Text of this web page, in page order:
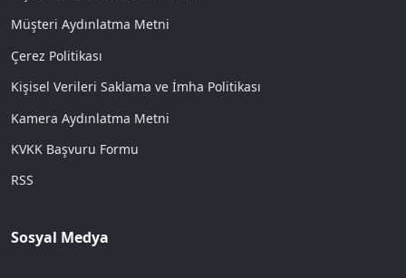
Müşteri Aydınlatma Metni
Çerez Politikası
Kişisel Verileri Saklama ve İmha Politikası
Kamera Aydınlatma Metni
KVKK Başvuru Formu
RSS
Sosyal Medya